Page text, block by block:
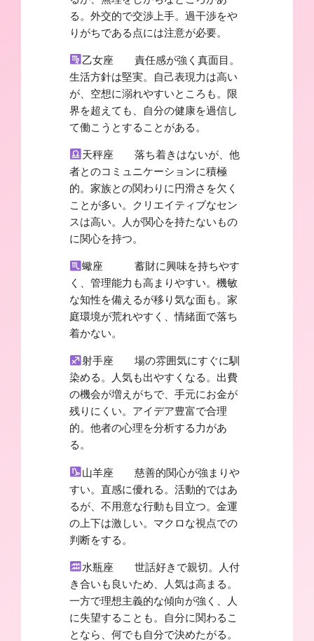
る。外交的で交渉上手。過干渉をや
りがちである点には注意が必要。
乙女座 責任感が強く真面目。
生活方針は堅実。自己表現力は高い
が、空想に溺れやすいところも。限
界を超えても、自分の健康を過信し
て働こうとすることがある。
天秤座 落ち着きはないが、他
者とのコミュニケーションに積極
的。家族との関わりに円滑さを欠く
ことが多い。クリエイティブなセン
スは高い。人が関心を持たないもの
に関心を持つ。
蠍座 蓄財に興味を持ちやす
く、管理能力も高まりやすい。機敏
な知性を備えるが移り気な面も。家
庭環境が荒れやすく、情緒面で落ち
着かない。
射手座 場の雰囲気にすぐに馴
染める。人気も出やすくなる。出費
の機会が増えがちで、手元にお金が
残りにくい。アイデア豊富で合理
的。他者の心理を分析する力があ
る。
山羊座 慈善的関心が強まりや
すい。直感に優れる。活動的ではあ
るが、不用意な行動も目立つ。金運
の上下は激しい。マクロな視点での
判断をする。
水瓶座 世話好きで親切。人付
き合いも良いため、人気は高まる。
一方で理想主義的な傾向が強く、人
に失望することも。自分に関わるこ
となら、何でも自分で決めたがる。